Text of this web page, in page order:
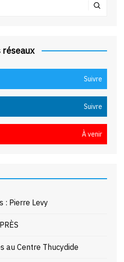
réseaux
Suivre
Suivre
À venir
: Pierre Levy
au Centre Thucydide